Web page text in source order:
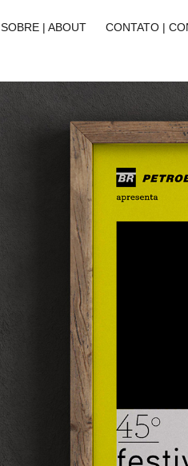
SOBRE | ABOUT CONTATO |